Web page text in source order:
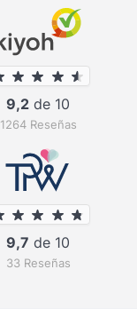
9,2 de 10
1264 Reseñas
9,7 de 10
33 Reseñas